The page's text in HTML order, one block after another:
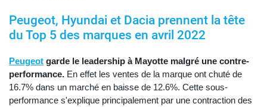
Peugeot, Hyundai et Dacia prennent la tête
du Top 5 des marques en avril 2022
Peugeot garde le leadership à Mayotte malgré une contre-
performance. En effet les ventes de la marque ont chuté de
16.7% dans un marché en baisse de 12.6%. Cette sous-
performance s'explique principalement par une contraction des